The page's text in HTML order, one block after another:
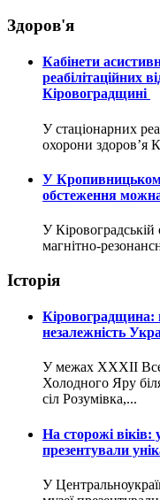
Здоров'я
Кабінети
реабілітаційних
Кіровоградщині
У стаціонарних
охорони здоров’я
У
обстеження
У Кіровоградській
магнітно-
Історія
Кіровоградщина:
незалежність
У межах XXXII
Холодного Яру
сіл Розумівка,...
На сторожі віків:
презентували
У